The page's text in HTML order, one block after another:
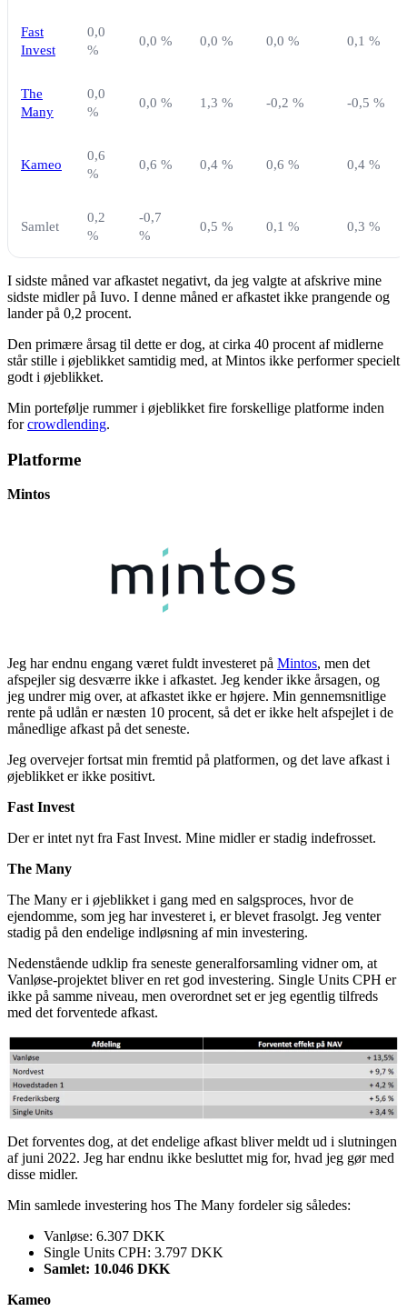
Fast
Invest
0,0
%
0,0 % 0,0 % 0,0 % 0,1 %
The
Many
0,0
%
0,0 % 1,3 % -0,2 % -0,5 %
Kameo
0,6
%
0,6 % 0,4 % 0,6 % 0,4 %
Samlet
0,2
%
-0,7
%
0,5 % 0,1 % 0,3 %
I sidste måned var afkastet negativt, da jeg valgte at afskrive mine
sidste midler på Iuvo. I denne måned er afkastet ikke prangende og
lander på 0,2 procent.
Den primære årsag til dette er dog, at cirka 40 procent af midlerne
står stille i øjeblikket samtidig med, at Mintos ikke performer specielt
godt i øjeblikket.
Min portefølje rummer i øjeblikket fire forskellige platforme inden
forcrowdlending.
Platforme
Mintos
Jeg har endnu engang været fuldt investeret på Mintos, men det
afspejler sig desværre ikke i afkastet. Jeg kender ikke årsagen, og
jeg undrer mig over, at afkastet ikke er højere. Min gennemsnitlige
rente på udlån er næsten 10 procent, så det er ikke helt afspejlet i de
månedlige afkast på det seneste.
Jeg overvejer fortsat min fremtid på platformen, og det lave afkast i
øjeblikket er ikke positivt.
Fast Invest
Der er intet nyt fra Fast Invest. Mine midler er stadig indefrosset.
The Many
The Many er i øjeblikket i gang med en salgsproces, hvor de
ejendomme, som jeg har investeret i, er blevet frasolgt. Jeg venter
stadig på den endelige indløsning af min investering.
Nedenstående udklip fra seneste generalforsamling vidner om, at
Vanløse-projektet bliver en ret god investering. Single Units CPH er
ikke på samme niveau, men overordnet set er jeg egentlig tilfreds
med det forventede afkast.
Det forventes dog, at det endelige afkast bliver meldt ud i slutningen
af juni 2022. Jeg har endnu ikke besluttet mig for, hvad jeg gør med
disse midler.
Min samlede investering hos The Many fordeler sig således:
Vanløse: 6.307 DKK
Single Units CPH: 3.797 DKK
Samlet: 10.046 DKK
Kameo